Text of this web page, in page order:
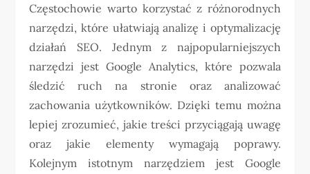
Częstochowie warto korzystać z różnorodnych
narzędzi, które ułatwiają analizę i optymalizację
działań SEO. Jednym z najpopularniejszych
narzędzi jest Google Analytics, które pozwala
śledzić ruch na stronie oraz analizować
zachowania użytkowników. Dzięki temu można
lepiej zrozumieć, jakie treści przyciągają uwagę
oraz jakie elementy wymagają poprawy.
Kolejnym istotnym narzędziem jest Google